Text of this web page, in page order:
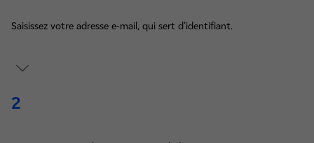
Saisissez votre adresse e-mail, qui sert d’identifiant.
2